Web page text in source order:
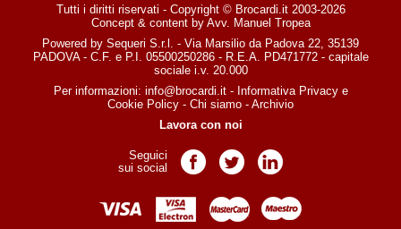
Tutti i diritti riservati - Copyright © Brocardi.it 2003-2026
Concept & content by Avv. Manuel Tropea
Powered by Sequeri S.r.l. - Via Marsilio da Padova 22, 35139
PADOVA - C.F. e P.I. 05500250286 - R.E.A. PD471772 - capitale
sociale i.v. 20.000
Per informazioni: info@brocardi.it- Informativa Privacye
Cookie Policy - Chi siamo - Archivio
Lavora con noi
Seguici
sui social
Pagina Facebook
Pagina TwitterPagina LinkedIn